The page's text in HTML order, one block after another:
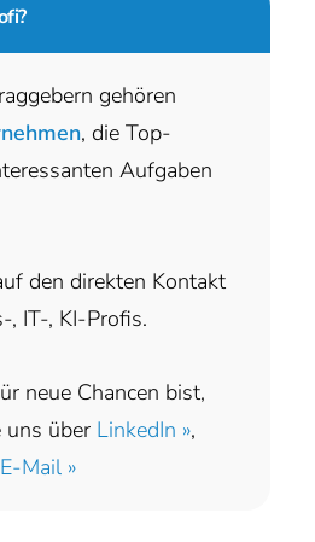
gehören
, die Top-
Aufgaben
den direkten Kontakt
, IT-, KI-Profis.
neue Chancen bist,
uns über LinkedIn »,
E-Mail »